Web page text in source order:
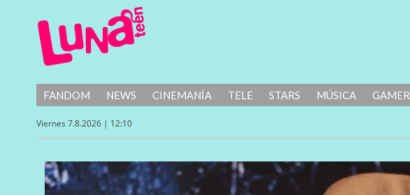
FANDOM NEWS CINEMANÍA TELE STARS MÚSICA GAMER
Viernes 7.8.2026 | 12:10